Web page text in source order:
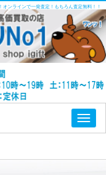
ンラインで一発査定！もちろん査定無料！！